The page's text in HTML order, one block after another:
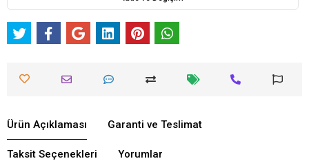
Ürün Açıklaması Garanti ve Teslimat
Taksit Seçenekleri Yorumlar